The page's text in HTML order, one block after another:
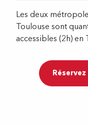
Les deux
Toulouse sont
accessibles (2h) en
Réservez